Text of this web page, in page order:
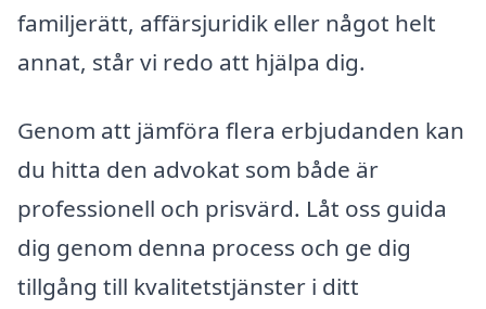
familjerätt, affärsjuridik eller något helt
annat, står vi redo att hjälpa dig.
Genom att jämföra flera erbjudanden kan
du hitta den advokat som både är
professionell och prisvärd. Låt oss guida
dig genom denna process och ge dig
tillgång till kvalitetstjänster i ditt